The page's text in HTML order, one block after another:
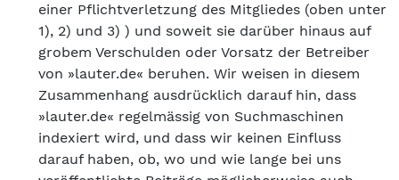
einer Pflichtverletzung des Mitgliedes (oben unter
1), 2) und 3) ) und soweit sie darüber hinaus auf
grobem Verschulden oder Vorsatz der Betreiber
von »lauter.de« beruhen. Wir weisen in diesem
Zusammenhang ausdrücklich darauf hin, dass
»lauter.de« regelmässig von Suchmaschinen
indexiert wird, und dass wir keinen Einfluss
darauf haben, ob, wo und wie lange bei uns